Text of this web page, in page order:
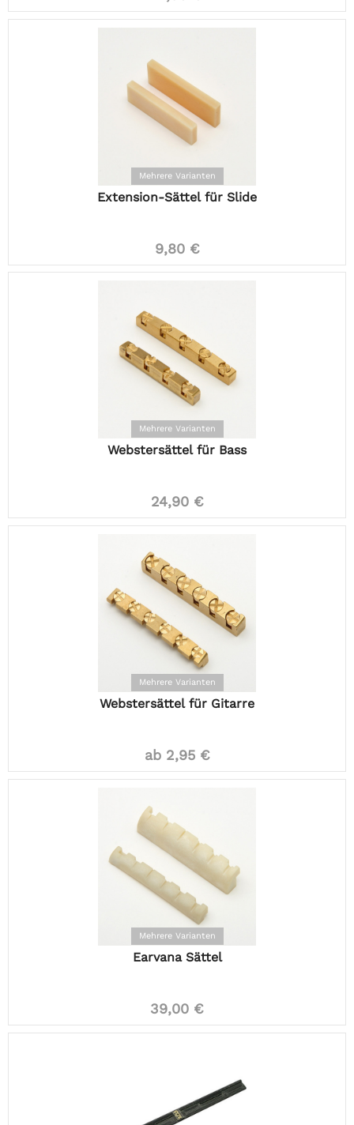
Mehrere Varianten
Extension-Sättel für Slide
9,80 €
Mehrere Varianten
Webstersättel für Bass
24,90 €
Mehrere Varianten
Webstersättel für Gitarre
ab 2,95 €
Mehrere Varianten
Earvana Sättel
39,00 €